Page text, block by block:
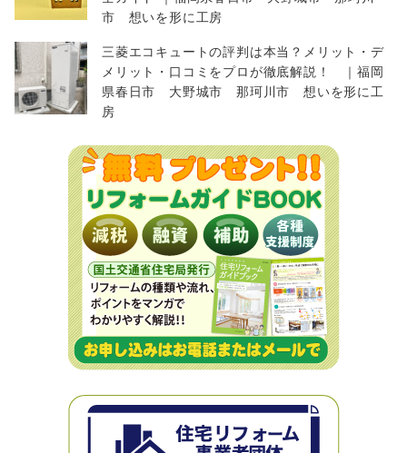
市 想いを形に工房
三菱エコキュートの評判は本当？メリット・デ
メリット・口コミをプロが徹底解説！ ｜福岡
県春日市 大野城市 那珂川市 想いを形に工
房